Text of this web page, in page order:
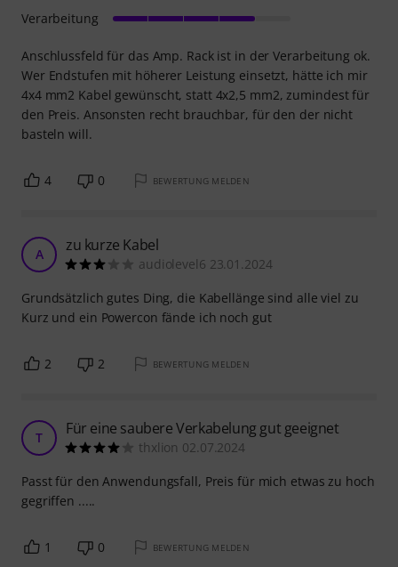
Anschlussfeld für das Amp. Rack ist in der Verarbeitung ok.
Wer Endstufen mit höherer Leistung einsetzt, hätte ich mir
4x4 mm2 Kabel gewünscht, statt 4x2,5 mm2, zumindest für
den Preis. Ansonsten recht brauchbar, für den der nicht
basteln will.
Verarbeitung
4 0 BEWERTUNG MELDEN
A zu kurze Kabel
audiolevel6 23.01.2024
Grundsätzlich gutes Ding, die Kabellänge sind alle viel zu
Kurz und ein Powercon fände ich noch gut
2 2 BEWERTUNG MELDEN
T Für eine saubere Verkabelung gut geeignet
thxlion 02.07.2024
Passt für den Anwendungsfall, Preis für mich etwas zu hoch
gegriffen .....
1 0 BEWERTUNG MELDEN